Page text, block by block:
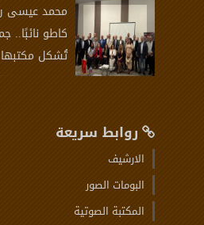
محمد عيسى
كاطو نائبًا..
تُشكل مكتبها
روابط سريعة
الارشيف
البومات الصور
المكتبة الصوتية